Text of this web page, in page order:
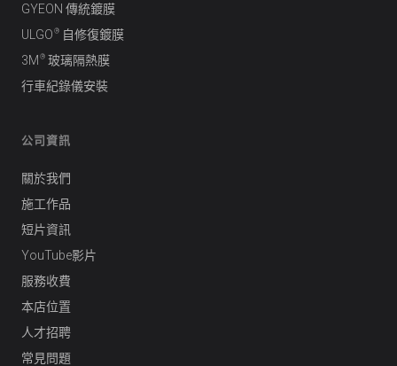
GYEON 傳統鍍膜
ULGO ® 自修復鍍膜
3M ® 玻璃隔熱膜
行車紀錄儀安裝
公司資訊
關於我們
施工作品
短片資訊
YouTube影片
服務收費
本店位置
人才招聘
常見問題